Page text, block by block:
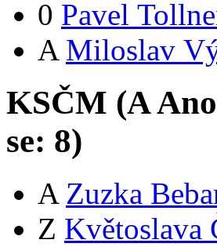
0 Pavel
A Miloslav
KSČM (A
se: 8)
A Zuzka
Z Květoslava